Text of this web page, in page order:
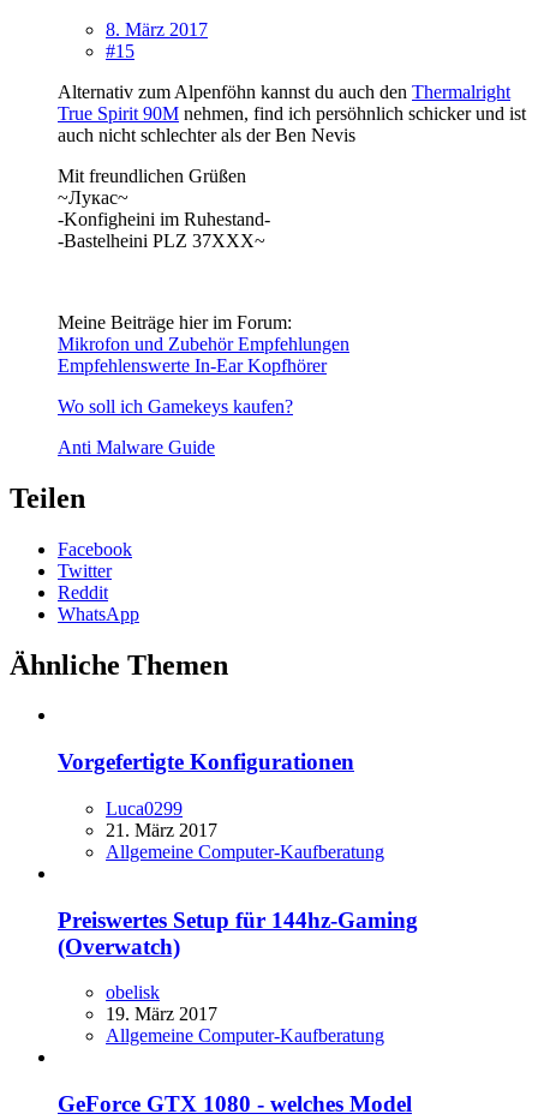
8. März 2017
#15
Alternativ zum Alpenföhn kannst du auch den Thermalright
True Spirit 90M nehmen, find ich persöhnlich schicker und ist
auch nicht schlechter als der Ben Nevis
Mit freundlichen Grüßen
~Лукас~
-Konfigheini im Ruhestand-
-Bastelheini PLZ 37XXX~
Meine Beiträge hier im Forum:
Mikrofon und Zubehör Empfehlungen
Empfehlenswerte In-Ear Kopfhörer
Wo soll ich Gamekeys kaufen?
Anti Malware Guide
Teilen
Facebook
Twitter
Reddit
WhatsApp
Ähnliche Themen
Vorgefertigte Konfigurationen
Luca0299
21. März 2017
Allgemeine Computer-Kaufberatung
Preiswertes Setup für 144hz-Gaming
(Overwatch)
obelisk
19. März 2017
Allgemeine Computer-Kaufberatung
GeForce GTX 1080 - welches Model